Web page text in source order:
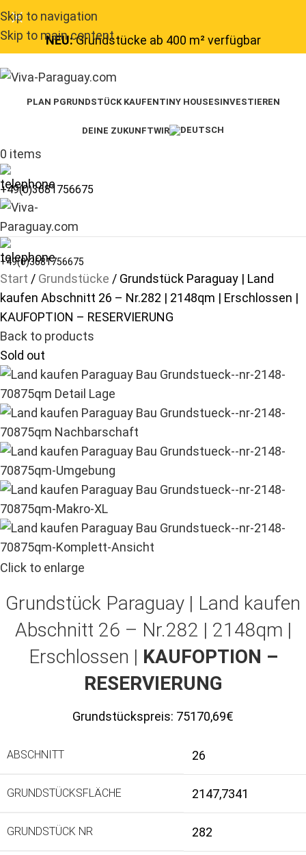
Skip to navigation
Skip to main content
NEU:Grundstücke ab 400 m² verfügbar
PLAN PGRUNDSTÜCK KAUFENTINY HOUSESINVESTIEREN
DEINE ZUKUNFTWIR
0 items
+49(0)3681756675
+49(0)3681756675
Start Grundstücke
Grundstück Paraguay | Land
kaufen Abschnitt 26 – Nr.282 | 2148qm | Erschlossen |
KAUFOPTION – RESERVIERUNG
Back to products
Sold out
Click to enlarge
Grundstück Paraguay | Land kaufen
Abschnitt 26 – Nr.282 | 2148qm |
Erschlossen | KAUFOPTION –
RESERVIERUNG
Grundstückspreis: 75170,69€
ABSCHNITT 26
GRUNDSTÜCKSFLÄCHE 2147,7341
GRUNDSTÜCK NR 282